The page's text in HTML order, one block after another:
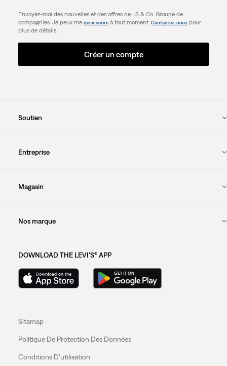
Envoyez-moi des nouvelles et des offres de LS & Co. Groupe de
compagnies. Je peux me désinscrireà tout moment. Contactez-nouspour
plus de détails.
Créer un compte
Soutien
Entreprise
Magasin
Nos marque
DOWNLOAD THE LEVI'S® APP
Sitemap
Politique De Protection Des Données
Conditions D'utilisation